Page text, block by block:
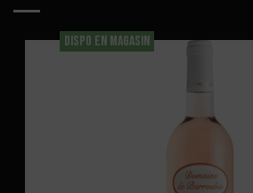
DISPO EN MAGASIN